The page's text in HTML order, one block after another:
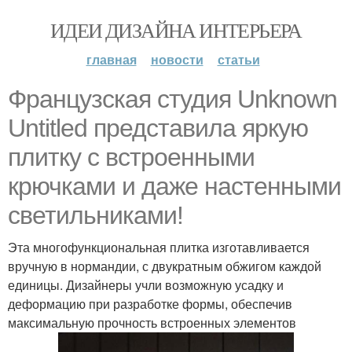
ИДЕИ ДИЗАЙНА ИНТЕРЬЕРА
главная новости статьи
Французская студия Unknown
Untitled представила яркую
плитку с встроенными
крючками и даже настенными
светильниками!
Эта многофункциональная плитка изготавливается
вручную в нормандии, с двукратным обжигом каждой
единицы. Дизайнеры учли возможную усадку и
деформацию при разработке формы, обеспечив
максимальную прочность встроенных элементов